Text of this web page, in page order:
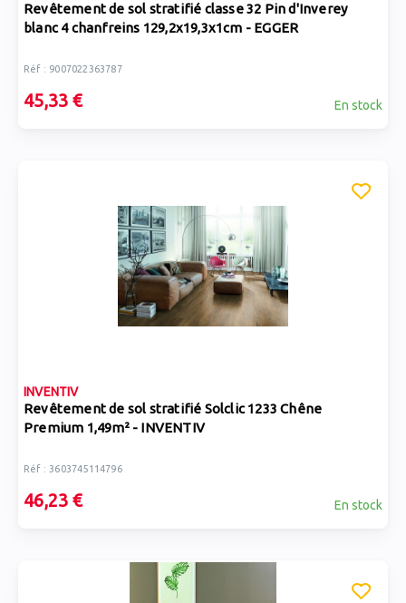
Revêtement de sol stratifié classe 32 Pin d'Inverey
blanc 4 chanfreins 129,2x19,3x1cm - EGGER
Réf : 9007022363787
45,33 € En stock
INVENTIV
Revêtement de sol stratifié Solclic 1233 Chêne
Premium 1,49m² - INVENTIV
Réf : 3603745114796
46,23 € En stock